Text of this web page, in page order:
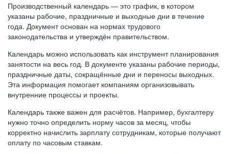
Производственный календарь — это график, в котором
указаны рабочие, праздничные и выходные дни в течение
года. Документ основан на нормах трудового
законодательства и утверждён правительством.
Календарь можно использовать как инструмент планирования
занятости на весь год. В документе указаны рабочие периоды,
праздничные даты, сокращённые дни и переносы выходных.
Эта информация помогает компаниям организовывать
внутренние процессы и проекты.
Календарь также важен для расчётов. Например, бухгалтеру
нужно точно определить норму часов за месяц, чтобы
корректно начислить зарплату сотрудникам, которые получают
оплату по часовым ставкам.